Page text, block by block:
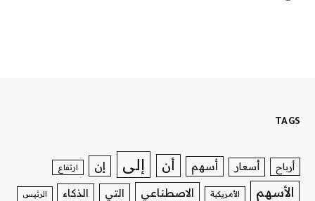
TAGS
أرباح أسعار أسهم أن إلى إن ارتفاع
الأسهم الأمريكية الاصطناعي التي الذكاء الرئيس